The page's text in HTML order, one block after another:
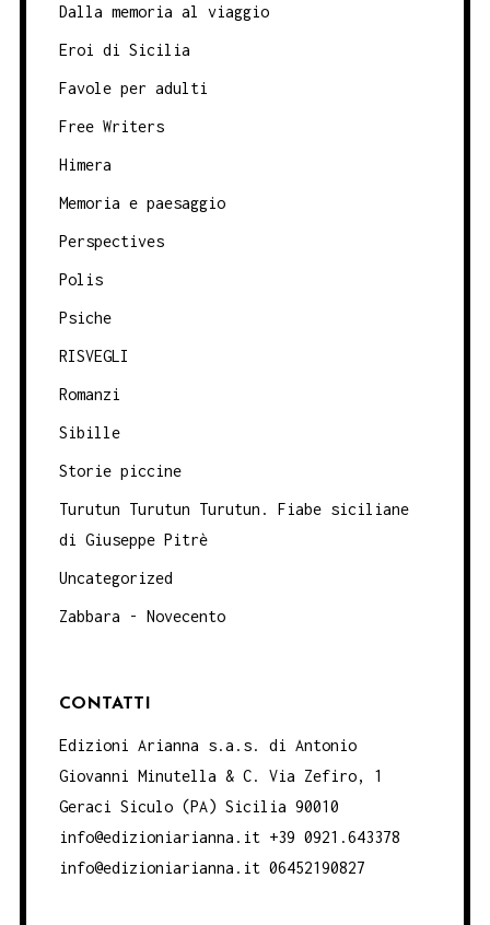
Dalla memoria al viaggio
Eroi di Sicilia
Favole per adulti
Free Writers
Himera
Memoria e paesaggio
Perspectives
Polis
Psiche
RISVEGLI
Romanzi
Sibille
Storie piccine
Turutun Turutun Turutun. Fiabe siciliane
di Giuseppe Pitrè
Uncategorized
Zabbara - Novecento
CONTATTI
Edizioni Arianna s.a.s. di Antonio
Giovanni Minutella & C. Via Zefiro, 1
Geraci Siculo (PA) Sicilia 90010
info@edizioniarianna.it +39 0921.643378
info@edizioniarianna.it 06452190827